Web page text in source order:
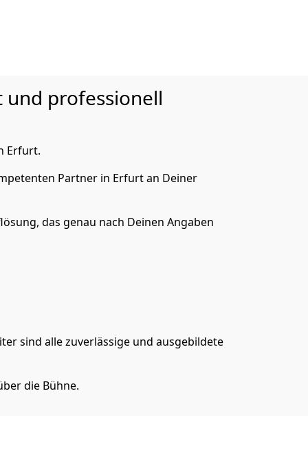
und professionell
Erfurt.
Partner in Erfurt an Deiner
das genau nach Deinen Angaben
sind alle zuverlässige und ausgebildete
die Bühne.